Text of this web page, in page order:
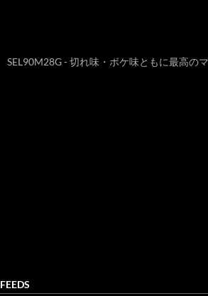
SEL90M28G - 切れ味・ボケ味ともに最高の
FEEDS